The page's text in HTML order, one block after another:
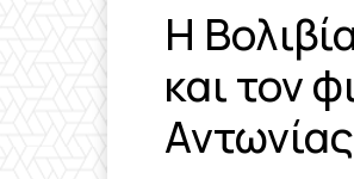
H
και τον